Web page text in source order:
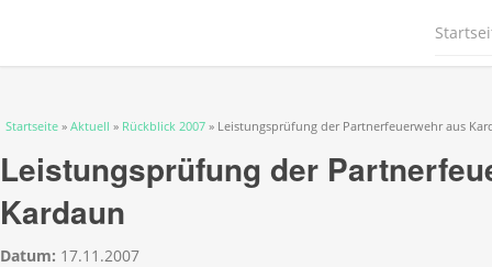
Sie sind hier
Startseite » Aktuell » Rückblick 2007 » Leistungsprüfung der Partnerfeuerwehr aus
Leistungsprüfung der
Kardaun
Datum: 17.11.2007